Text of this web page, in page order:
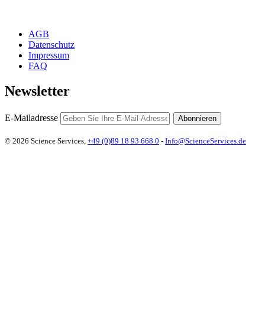
AGB
Datenschutz
Impressum
FAQ
Newsletter
E-Mailadresse Abonnieren
© 2026 Science Services, +49 (0)89 18 93 668 0 - Info@ScienceServices.de